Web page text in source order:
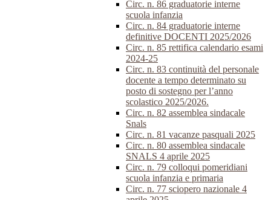
Circ. n. 86 graduatorie interne
scuola infanzia
Circ. n. 84 graduatorie interne
definitive DOCENTI 2025/2026
Circ. n. 85 rettifica calendario esami
2024-25
Circ. n. 83 continuità del personale
docente a tempo determinato su
posto di sostegno per l’anno
scolastico 2025/2026.
Circ. n. 82 assemblea sindacale
Snals
Circ. n. 81 vacanze pasquali 2025
Circ. n. 80 assemblea sindacale
SNALS 4 aprile 2025
Circ. n. 79 colloqui pomeridiani
scuola infanzia e primaria
Circ. n. 77 sciopero nazionale 4